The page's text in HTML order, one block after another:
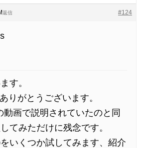
#124
返信
す。
りがとうございます。
動画で説明されていたのと同
てみただけに残念です。
いくつか試してみます、紹介